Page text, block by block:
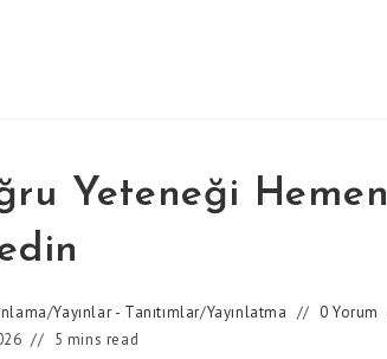
Yeteneği Hemen
/Yayınlar - Tanıtımlar/Yayınlatma
0 Yorum
5 mins read